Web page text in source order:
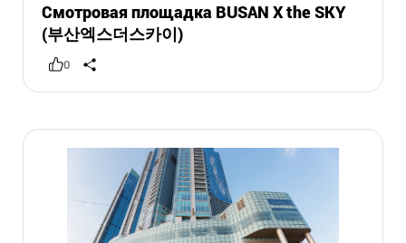
Смотровая площадка BUSAN X the SKY
(부산엑스더스카이)
0